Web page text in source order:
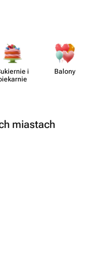
i
Balony
miastach